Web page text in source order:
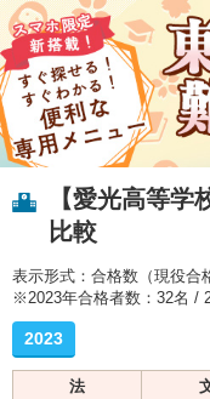
コ
ム
【愛光高等
比較
表示形式：合格数（現役合
※2023年合格者数：32名 /
2023
法